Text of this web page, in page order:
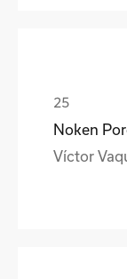
Noken
Víctor